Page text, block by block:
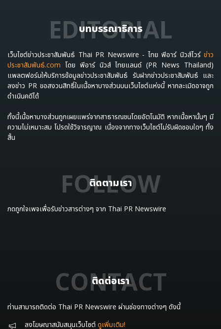
บทบรรณาธิการ
EDITORIAL
เว็บไซต์ข่าวประชาสัมพันธ์ Thai PR Newswire - ไทย พีอาร์ นิวส์ไวร์ ข่าว
ประชาสัมพันธ์.com โดย พีอาร์ นิวส์ ไทยแลนด์ (PR News Thailand)
แพลตฟอร์มให้บริการข้อมูลข่าวประชาสัมพันธ์ รับฝากข่าวประชาสัมพันธ์ และ
ลงข่าว PR ขอสงวนสิทธิ์ในเนื้อหาบางส่วนบนเว็บไซต์แห่งนี้ หากละเมิดอาจถูก
ดำเนินคดีได้
ทั้งนี้เนื้อหาบางส่วนถูกเผยแพร่จากสาธารณชนโดยอัตโนมัติ หากเนื้อหานั้นๆ มี
ความไม่เหมาะสม โปรดใช้วิจารญาณ เนื่องจากทางเว็บไซต์ไม่รับผิดชอบใดๆ ทั้ง
สิ้น
ติดตามเรา
FOLLOW
กดถูกใจเพจเพื่อรับข่าวสารต่างๆ จาก Thai PR Newswire
ติดต่อเรา
CONTACT
ท่านสามารถติดต่อ Thai PR Newswire ผ่านช่องทางต่างๆ ดังนี้
ลงโฆษณาสนับสนุนเว็บไซต์ ดูเพิ่มเติม!